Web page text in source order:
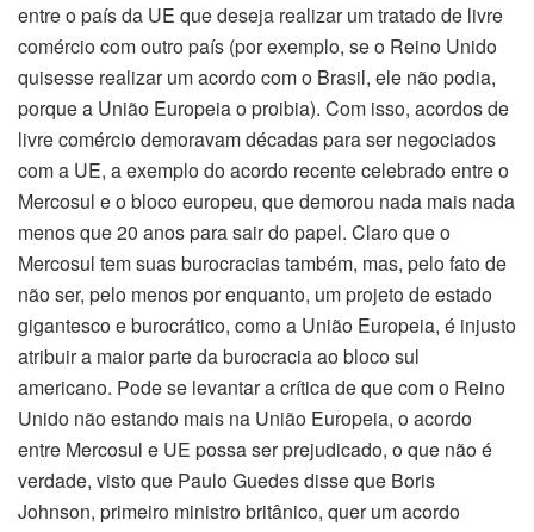
entre o país da UE que deseja realizar um tratado de livre
comércio com outro país (por exemplo, se o Reino Unido
quisesse realizar um acordo com o Brasil, ele não podia,
porque a União Europeia o proibia). Com isso, acordos de
livre comércio demoravam décadas para ser negociados
com a UE, a exemplo do acordo recente celebrado entre o
Mercosul e o bloco europeu, que demorou nada mais nada
menos que 20 anos para sair do papel. Claro que o
Mercosul tem suas burocracias também, mas, pelo fato de
não ser, pelo menos por enquanto, um projeto de estado
gigantesco e burocrático, como a União Europeia, é injusto
atribuir a maior parte da burocracia ao bloco sul
americano. Pode se levantar a crítica de que com o Reino
Unido não estando mais na União Europeia, o acordo
entre Mercosul e UE possa ser prejudicado, o que não é
verdade, visto que Paulo Guedes disse que Boris
Johnson, primeiro ministro britânico, quer um acordo